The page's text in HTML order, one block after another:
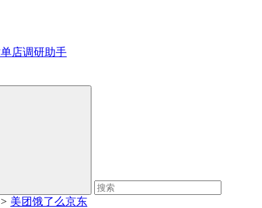
店调研助手
> 美团饿了么京东